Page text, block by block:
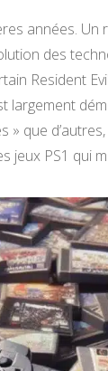
années. Un
des
Resident
largement
» que d’autres,
jeux PS1 qui